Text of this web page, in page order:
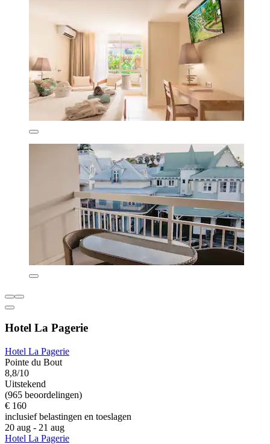
Hotel La Pagerie
Hotel La Pagerie
Pointe du Bout
8,8/10
Uitstekend
(965 beoordelingen)
€ 160
inclusief belastingen en toeslagen
20 aug - 21 aug
Hotel La Pagerie